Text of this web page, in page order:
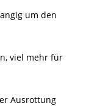
um den
viel mehr für
Ausrottung